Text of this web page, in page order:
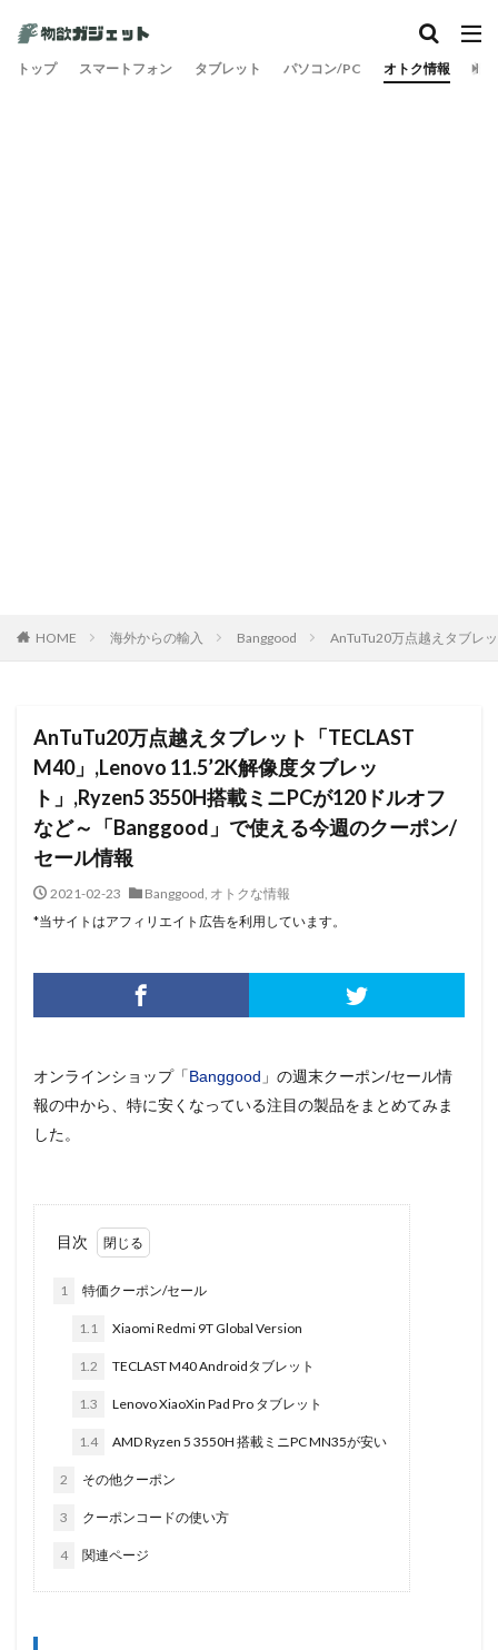
トップ スマートフォン タブレット パソコン/PC オトク情報 旅
HOME 海外からの輸入 Banggood AnTuTu20万点越えタブレ
AnTuTu20万点越えタブレット「TECLAST
M40」,Lenovo 11.5’2K解像度タブレッ
ト」,Ryzen5 3550H搭載ミニPCが120ドルオフ
など～「Banggood」で使える今週のクーポン/
セール情報
2021-02-23 Banggood, オトクな情報
*当サイトはアフィリエイト広告を利用しています。
オンラインショップ「Banggood 」の週末クーポン/セール情
報の中から、特に安くなっている注目の製品をまとめてみま
した。
目次
1 特価クーポン/セール
1.1 Xiaomi Redmi 9T Global Version
1.2 TECLAST M40 Androidタブレット
1.3 Lenovo XiaoXin Pad Pro タブレット
1.4 AMD Ryzen 5 3550H 搭載ミニPC MN35が安い
2 その他クーポン
3 クーポンコードの使い方
4 関連ページ